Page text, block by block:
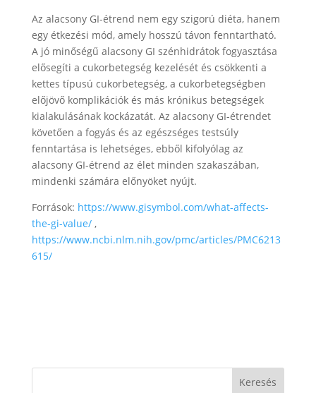
Az alacsony GI-étrend nem egy szigorú diéta, hanem
egy étkezési mód, amely hosszú távon fenntartható.
A jó minőségű alacsony GI szénhidrátok fogyasztása
elősegíti a cukorbetegség kezelését és csökkenti a
kettes típusú cukorbetegség, a cukorbetegségben
előjövő komplikációk és más krónikus betegségek
kialakulásának kockázatát. Az alacsony GI-étrendet
követően a fogyás és az egészséges testsúly
fenntartása is lehetséges, ebből kifolyólag az
alacsony GI-étrend az élet minden szakaszában,
mindenki számára előnyöket nyújt.
Források: https://www.gisymbol.com/what-affects-
the-gi-value/,
https://www.ncbi.nlm.nih.gov/pmc/articles/PMC6213
615/